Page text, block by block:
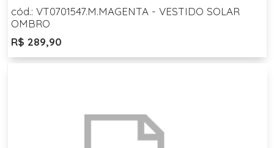
cód.: VT0701547.M.MAGENTA - VESTIDO SOLAR
OMBRO
R$ 289,90